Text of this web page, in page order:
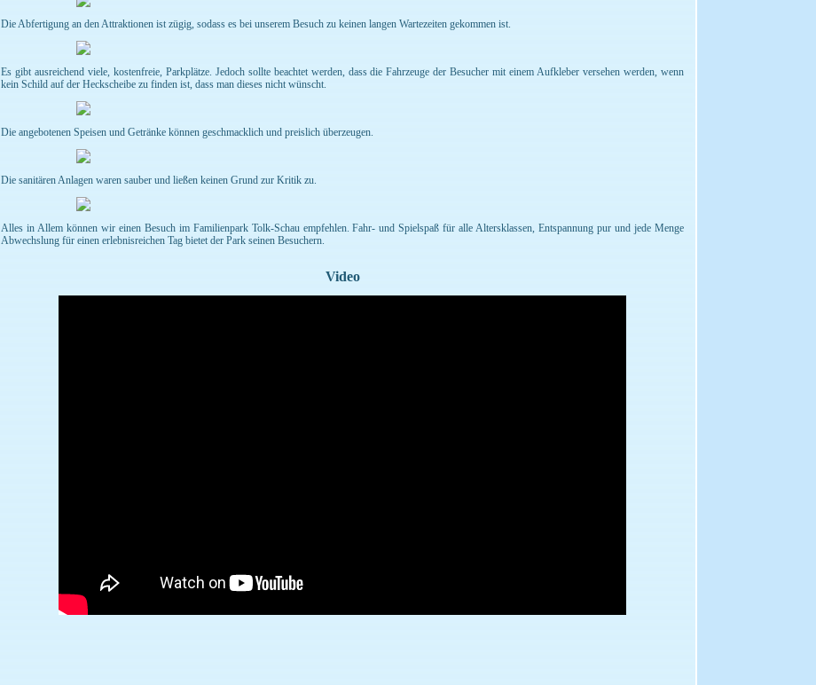
Die Abfertigung an den Attraktionen ist zügig, sodass es bei unserem Besuch zu keinen langen Wartezeiten gekommen ist.
Es gibt ausreichend viele, kostenfreie, Parkplätze. Jedoch sollte beachtet werden, dass die Fahrzeuge der Besucher mit einem Aufkleber versehen werden, wenn
kein Schild auf der Heckscheibe zu finden ist, dass man dieses nicht wünscht.
Die angebotenen Speisen und Getränke können geschmacklich und preislich überzeugen.
Die sanitären Anlagen waren sauber und ließen keinen Grund zur Kritik zu.
Alles in Allem können wir einen Besuch im Familienpark Tolk-Schau empfehlen. Fahr- und Spielspaß für alle Altersklassen, Entspannung pur und jede Menge
Abwechslung für einen erlebnisreichen Tag bietet der Park seinen Besuchern.
Video